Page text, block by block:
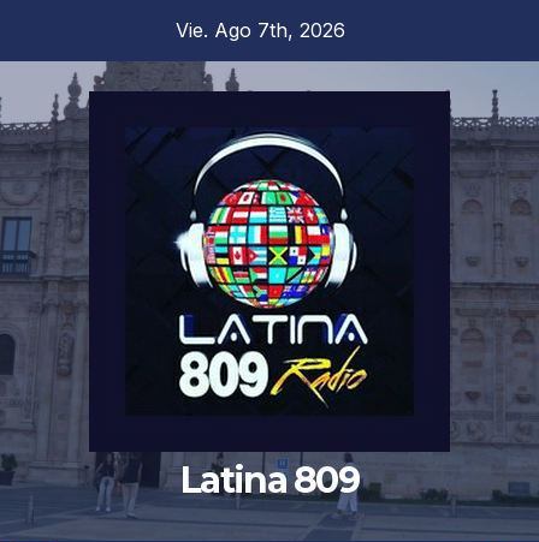
contenido
Vie. Ago 7th, 2026
Latina 809